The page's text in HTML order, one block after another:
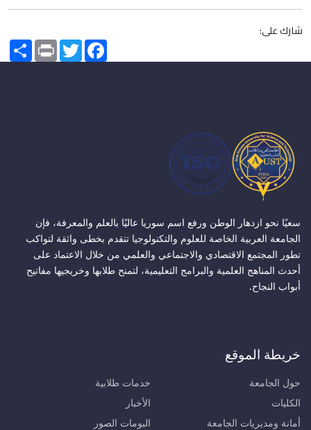
شارك على:
Share PrintTwitterFacebook
سعيًا نحو ازدهار الوطن ورفع اسم سوريا عاليًا بالعلم والمعرفة، فإن
الجامعة العربية الخاصة للعلوم والتكنولوجيا تتقدم بخطى واثقة لتواكب
تطور المجتمع الاقتصادي والاجتماعي والعلمي من خلال الاعتماد على
أحدث المناهج العلمية والبرامج التعليمية، لتمنح طلابها وخريجيها مفاتيح
أبواب النجاح.
خريطة الموقع
حول الجامعة
الكليات
أمانة ومديريات الجامعة
خدمات طلابية
الأخبار
البومات الصور